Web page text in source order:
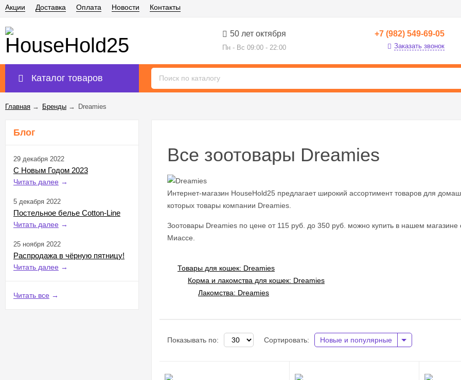
Акции Доставка Оплата Новости Контакты
50 лет октября
Пн - Вс 09:00 - 22:00
+7 (982) 549-69-05
Заказать звонок
Каталог товаров
Главная → Бренды → Dreamies
Блог
29 декабря 2022
С Новым Годом 2023
Читать далее →
5 декабря 2022
Постельное белье Cotton-Line
Читать далее →
25 ноября 2022
Распродажа в чёрную пятницу!
Читать далее →
Читать все →
Все зоотовары Dreamies
Интернет-магазин HouseHold25 предлагает широкий ассортимент товаров для
которых товары компании Dreamies.
Зоотовары Dreamies по цене от 115 руб. до 350 руб. можно купить в нашем магазине
Миассе.
Товары для кошек: Dreamies
Корма и лакомства для кошек: Dreamies
Лакомства: Dreamies
Показывать по: Сортировать: Новые и популярные